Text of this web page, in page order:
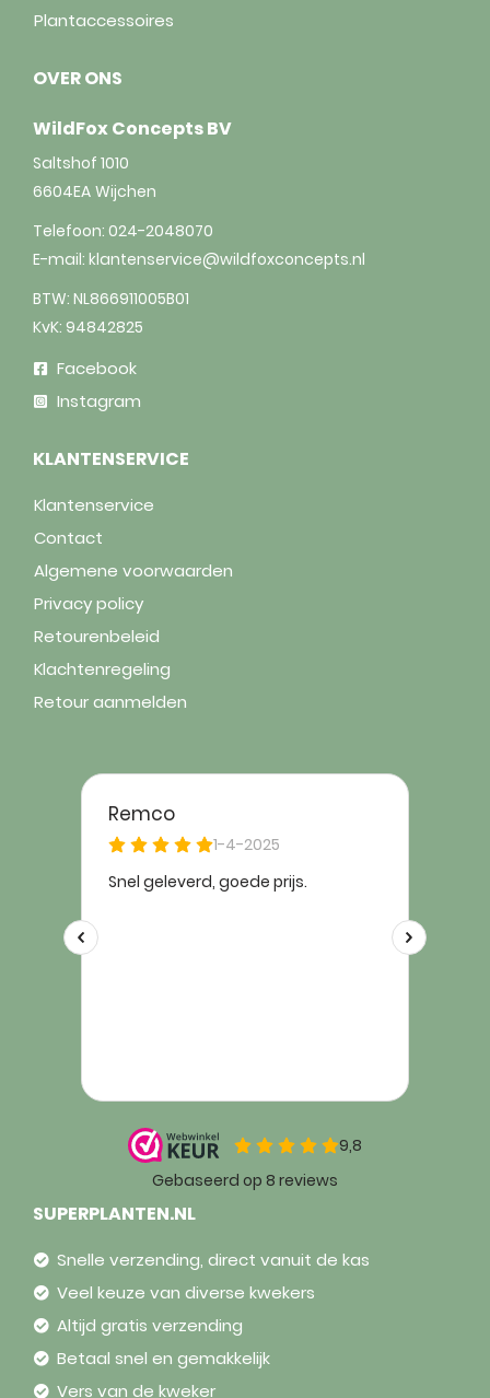
Plantaccessoires
OVER ONS
WildFox Concepts BV
Saltshof 1010
6604EA Wijchen
Telefoon: 024-2048070
E-mail: klantenservice@wildfoxconcepts.nl
BTW: NL866911005B01
KvK: 94842825
Facebook
Instagram
KLANTENSERVICE
Klantenservice
Contact
Algemene voorwaarden
Privacy policy
Retourenbeleid
Klachtenregeling
Retour aanmelden
SUPERPLANTEN.NL
Snelle verzending, direct vanuit de kas
Veel keuze van diverse kwekers
Altijd gratis verzending
Betaal snel en gemakkelijk
Vers van de kweker